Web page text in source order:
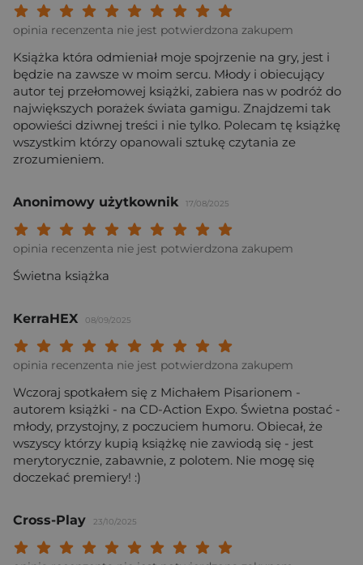
Twoja ocena:
Twoja ocena: Wybitna 9/
Twoja ocena: Rewelacyjna 8/
Twoja ocena: Bardzo dobra 7/10"
Twoja ocena: Dobra 6/10"
Twoja ocena: Przeciętna 5/10"
Twoja ocena: Może być 4/10"
Twoja ocena: Słaba 3/10"
Twoja ocena: Bardzo słaba 2/10"
Twoja ocena: Beznadziejna 1/10"
opinia recenzenta nie jest potwierdzona zakupem
Książka która odmieniał moje spojrzenie na gry, jest i
będzie na zawsze w moim sercu. Młody i obiecujący
autor tej przełomowej książki, zabiera nas w podróż do
największych porażek świata gamigu. Znajdzemi tak
opowieści dziwnej treści i nie tylko. Polecam tę książkę
wszystkim którzy opanowali sztukę czytania ze
zrozumieniem.
Anonimowy użytkownik 17/08/2025
Twoja ocena:
Twoja ocena: Wybitna 9/
Twoja ocena: Rewelacyjna 8/
Twoja ocena: Bardzo dobra 7/10"
Twoja ocena: Dobra 6/10"
Twoja ocena: Przeciętna 5/10"
Twoja ocena: Może być 4/10"
Twoja ocena: Słaba 3/10"
Twoja ocena: Bardzo słaba 2/10"
Twoja ocena: Beznadziejna 1/10"
opinia recenzenta nie jest potwierdzona zakupem
Świetna książka
KerraHEX 08/09/2025
Twoja ocena:
Twoja ocena: Wybitna 9/
Twoja ocena: Rewelacyjna 8/
Twoja ocena: Bardzo dobra 7/10"
Twoja ocena: Dobra 6/10"
Twoja ocena: Przeciętna 5/10"
Twoja ocena: Może być 4/10"
Twoja ocena: Słaba 3/10"
Twoja ocena: Bardzo słaba 2/10"
Twoja ocena: Beznadziejna 1/10"
opinia recenzenta nie jest potwierdzona zakupem
Wczoraj spotkałem się z Michałem Pisarionem -
autorem książki - na CD-Action Expo. Świetna postać -
młody, przystojny, z poczuciem humoru. Obiecał, że
wszyscy którzy kupią książkę nie zawiodą się - jest
merytorycznie, zabawnie, z polotem. Nie mogę się
doczekać premiery! :)
Cross-Play 23/10/2025
Twoja ocena:
Twoja ocena: Wybitna 9/
Twoja ocena: Rewelacyjna 8/
Twoja ocena: Bardzo dobra 7/10"
Twoja ocena: Dobra 6/10"
Twoja ocena: Przeciętna 5/10"
Twoja ocena: Może być 4/10"
Twoja ocena: Słaba 3/10"
Twoja ocena: Bardzo słaba 2/10"
Twoja ocena: Beznadziejna 1/10"